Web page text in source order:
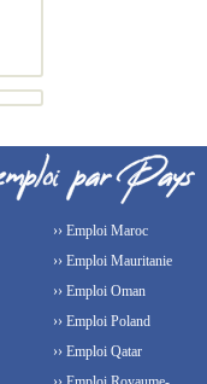
›› Emploi Maroc
›› Emploi Mauritanie
›› Emploi Oman
›› Emploi Poland
›› Emploi Qatar